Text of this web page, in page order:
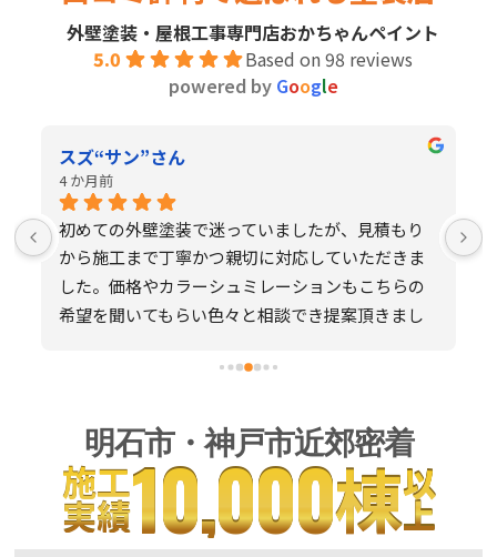
外壁塗装・屋根工事専門店おかちゃんペイント
5.0
Based on 98 reviews
powered by Google
スズ“サン”さん
4 か月前
初めての外壁塗装で迷っていましたが、見積もり
から施工まで丁寧かつ親切に対応していただきま
した。価格やカラーシュミレーションもこちらの
希望を聞いてもらい色々と相談でき提案頂きまし
また、なにかありましたら宜しくお願いします。
明石市・神戸市近郊密着
施工
実績10,000棟以上